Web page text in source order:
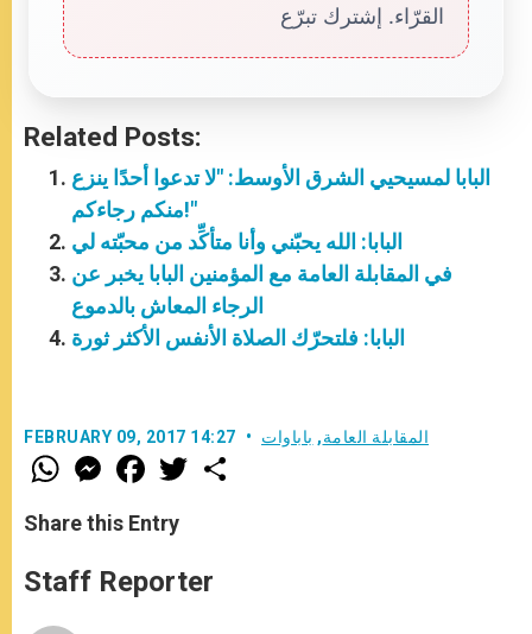
القرّاء. إشترك تبرّع
Related Posts:
البابا لمسيحيي الشرق الأوسط: "لا تدعوا أحدًا ينزع
منكم رجاءكم!"
البابا: الله يحبّني وأنا متأكِّد من محبّته لي
في المقابلة العامة مع المؤمنين البابا يخبر عن
الرجاء المعاش بالدموع
البابا: فلتحرّك الصلاة الأنفس الأكثر ثورة
FEBRUARY 09, 2017 14:27 المقابلة العامة, باباوات
W
h
t
s
p
p
M
e
s
e
g
e
F
a
e
b
o
k
w
r
Share this Entry
Staff Reporter